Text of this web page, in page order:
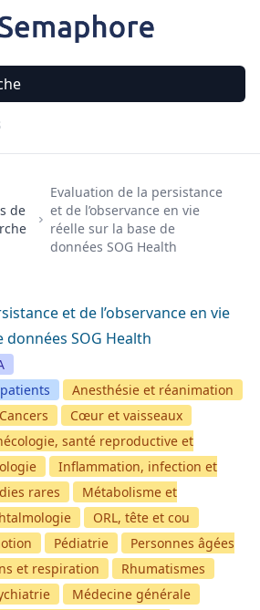
de
Evaluation de la persistance
et de l’observance en vie
réelle sur la base de
données SOG Health
et de l’observance en vie
données SOG Health
Anesthésie et réanimation
Cancers
Cœur et vaisseaux
santé reproductive et
Inflammation, infection et
rares
Métabolisme et
ORL, tête et cou
Pédiatrie
Personnes âgées
et respiration
Rhumatismes
Médecine générale